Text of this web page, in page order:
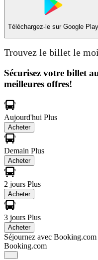
Téléchargez-le sur Google Play
Trouvez le billet le
Sécurisez votre billet
meilleures offres!
Aujourd'hui Plus
Acheter
Demain Plus
Acheter
2 jours Plus
Acheter
3 jours Plus
Acheter
Séjournez avec Booking.com
Booking.com